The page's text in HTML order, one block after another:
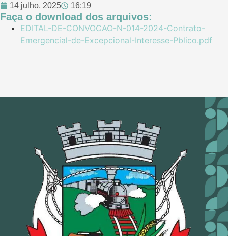
14 julho, 2025 16:19
Faça o download dos arquivos:
EDITAL-DE-CONVOCAO-N-014-2024-Contrato-
Emergencial-de-Excepcional-Interesse-Pblico.pdf